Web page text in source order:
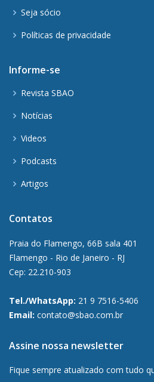
Seja sócio
Políticas de privacidade
Informe-se
Revista SBAO
Notícias
Videos
Podcasts
Artigos
Contatos
Praia do Flamengo, 66B sala 401
Flamengo - Rio de Janeiro - RJ
Cep: 22.210-903
Tel./WhatsApp: 21 9 7516-5406
Email: contato@sbao.com.br
Assine nossa newsletter
Fique sempre atualizado com tudo